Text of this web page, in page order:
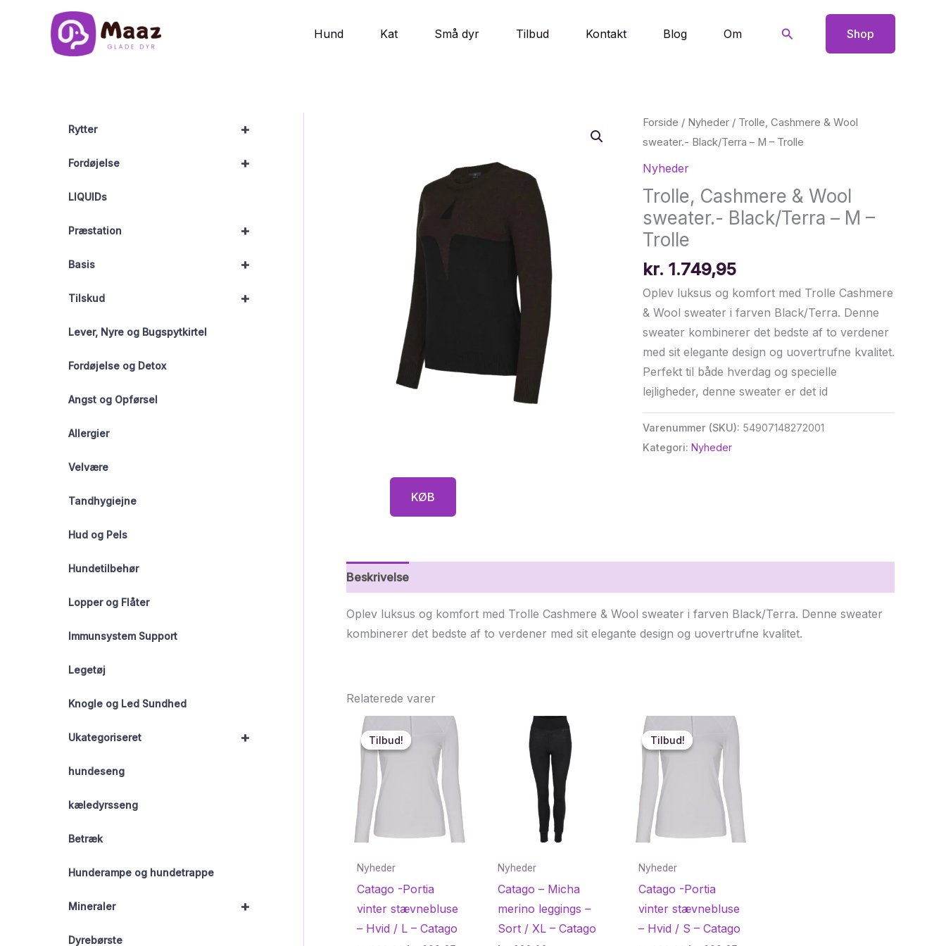
Hund Kat Små dyr Tilbud Kontakt Blog Om Søg Shop
+
Rytter
+
Fordøjelse
LIQUIDs
+
Præstation
+
Basis
+
Tilskud
Lever, Nyre og Bugspytkirtel
Fordøjelse og Detox
Angst og Opførsel
Allergier
Velvære
Tandhygiejne
Hud og Pels
Hundetilbehør
Lopper og Flåter
Immunsystem Support
Legetøj
Knogle og Led Sundhed
+
Ukategoriseret
hundeseng
kæledyrsseng
Betræk
Hunderampe og hundetrappe
+
Mineraler
Dyrebørste
Forside / Nyheder/ Trolle, Cashmere & Wool
sweater.- Black/Terra – M – Trolle
Nyheder
Trolle, Cashmere & Wool
sweater.- Black/Terra – M –
Trolle
kr. 1.749,95
Oplev luksus og komfort med Trolle Cashmere
& Wool sweater i farven Black/Terra. Denne
sweater kombinerer det bedste af to verdener
med sit elegante design og uovertrufne kvalitet.
Perfekt til både hverdag og specielle
lejligheder, denne sweater er det id
Varenummer (SKU): 54907148272001
Kategori: Nyheder
KØB
Beskrivelse
Oplev luksus og komfort med Trolle Cashmere & Wool sweater i farven Black/Terra. Denne sweater
kombinerer det bedste af to verdener med sit elegante design og uovertrufne kvalitet.
Relaterede varer
Tilbud!
Tilbud!
Nyheder
Catago -Portia
vinter stævnebluse
– Hvid / L – Catago
Nyheder
Catago – Micha
merino leggings –
Sort / XL – Catago
Tilbud!
Tilbud!
Nyheder
Catago -Portia
vinter stævnebluse
– Hvid / S – Catago